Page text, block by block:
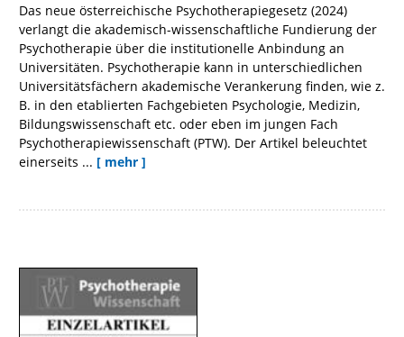
Das neue österreichische Psychotherapiegesetz (2024)
verlangt die akademisch-wissenschaftliche Fundierung der
Psychotherapie über die institutionelle Anbindung an
Universitäten. Psychotherapie kann in unterschiedlichen
Universitätsfächern akademische Verankerung finden, wie z.
B. in den etablierten Fachgebieten Psychologie, Medizin,
Bildungswissenschaft etc. oder eben im jungen Fach
Psychotherapiewissenschaft (PTW). Der Artikel beleuchtet
einerseits ... [ mehr ]